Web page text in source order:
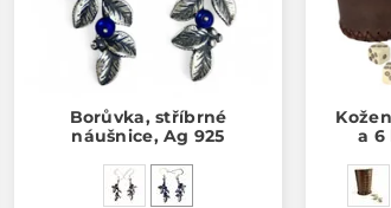
Borůvka, stříbrné
náušnice, Ag 925
a 6